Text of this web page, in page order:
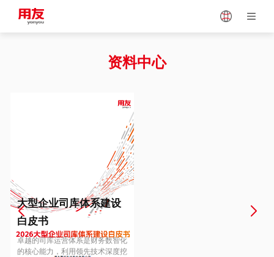
Vietnam
Europe
Hungary
资料中心
大型企业司库体系建设
白皮书
卓越的司库运营体系是财务数智化
的核心能力，利用领先技术深度挖